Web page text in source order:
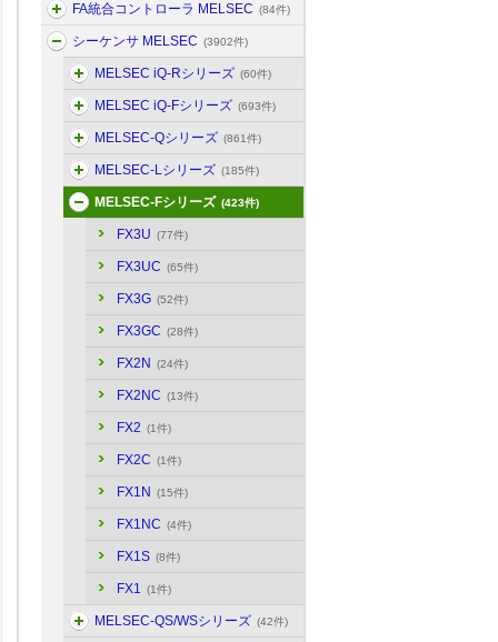
FA統合コントローラ MELSEC (84件)
シーケンサ MELSEC (3902件)
MELSEC iQ-Rシリーズ (60件)
MELSEC iQ-Fシリーズ (693件)
MELSEC-Qシリーズ (861件)
MELSEC-Lシリーズ (185件)
MELSEC-Fシリーズ (423件)
FX3U (77件)
FX3UC (65件)
FX3G (52件)
FX3GC (28件)
FX2N (24件)
FX2NC (13件)
FX2 (1件)
FX2C (1件)
FX1N (15件)
FX1NC (4件)
FX1S (8件)
FX1 (1件)
MELSEC-QS/WSシリーズ (42件)